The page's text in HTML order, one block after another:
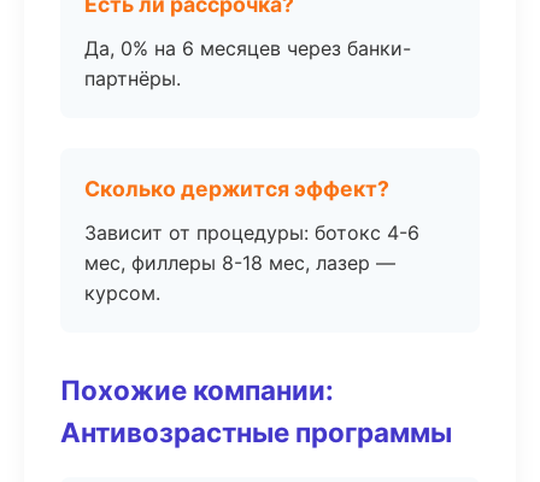
Да, 0% на 6 месяцев через банки-
партнёры.
Сколько держится эффект?
Зависит от процедуры: ботокс 4-6
мес, филлеры 8-18 мес, лазер —
курсом.
Похожие компании:
Антивозрастные программы